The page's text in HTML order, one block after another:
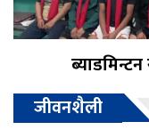
जीवनशैली